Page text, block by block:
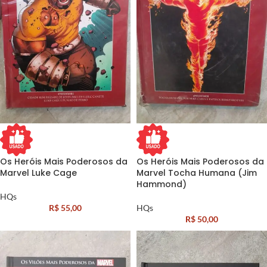
Os Heróis Mais Poderosos da
Marvel Luke Cage
HQs
R$55,00
Os Heróis Mais Poderosos da
Marvel Tocha Humana (Jim
Hammond)
HQs
R$50,00